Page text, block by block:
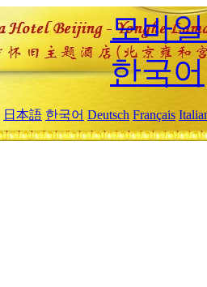
모바
한국어
日本語 한국어 Deutsch Français